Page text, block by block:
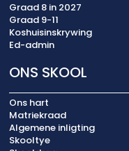
Graad 8 in 2027
Graad 9-11
Koshuisinskrywing
Ed-admin
ONS SKOOL
Ons hart
Matriekraad
Algemene inligting
Skooltye